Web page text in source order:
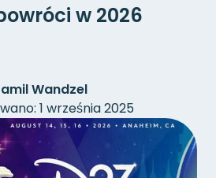
w 2026
Wandzel
1 września 2025